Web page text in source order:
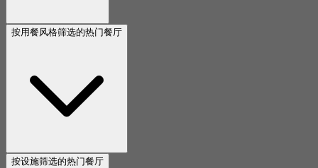
按用餐风格筛选的热门餐厅
按设施筛选的热门餐厅